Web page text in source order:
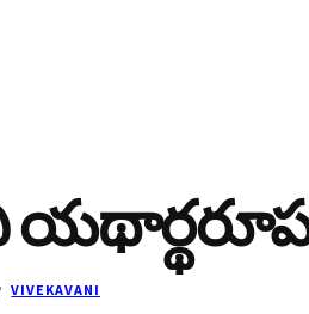
VIVEKAVANI